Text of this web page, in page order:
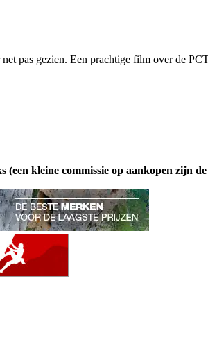
pas gezien. Een prachtige film over de
kleine commissie op aankopen zijn